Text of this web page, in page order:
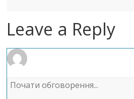
Leave a Reply